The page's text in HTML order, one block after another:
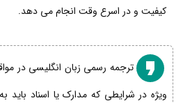
کیفیت و در اسرع وقت انجام می دهد.
ترجمه رسمی زبان انگلیسی در
ویژه در شرایطی که مدارک یا اسناد باید